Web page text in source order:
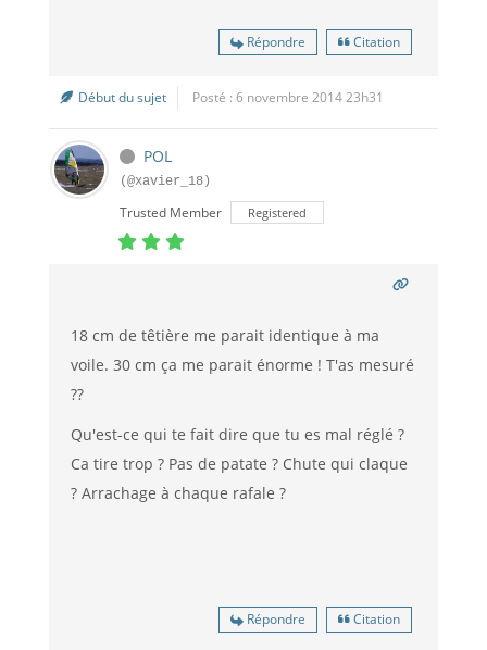
Répondre Citation
Début du sujet Posté : 6 novembre 2014 23h31
POL
(@xavier_18)
Trusted Member Registered
18 cm de têtière me parait identique à ma
voile. 30 cm ça me parait énorme ! T'as mesuré
??
Qu'est-ce qui te fait dire que tu es mal réglé ?
Ca tire trop ? Pas de patate ? Chute qui claque
? Arrachage à chaque rafale ?
Répondre Citation